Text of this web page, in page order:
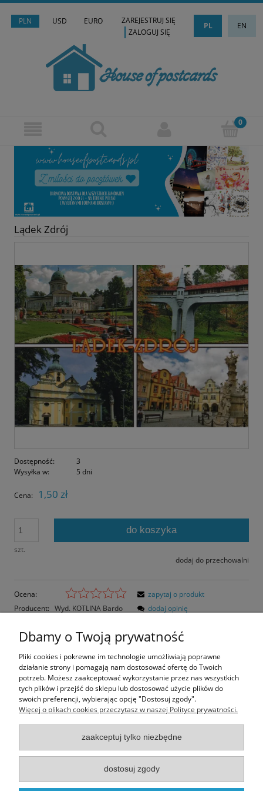
PLN USD EURO PL EN
ZAREJESTRUJ SIĘ
ZALOGUJ SIĘ
Lądek Zdrój
Dostępność:
3
Wysyłka w:
5 dni
Cena: 1,50 zł
szt.
do koszyka
dodaj do przechowalni
Ocena:
Producent: Wyd. KOTLINA Bardo
zapytaj o produkt
dodaj opinię
Opis
Opinie o produkcie (0)
Rozmiar pocztówki: 14,5x10,3 cm
Informacje
Moje konto
Dbamy o Twoją prywatność
Pliki cookies i pokrewne im technologie umożliwiają poprawne
działanie strony i pomagają nam dostosować ofertę do Twoich
potrzeb. Możesz zaakceptować wykorzystanie przez nas wszystkich
tych plików i przejść do sklepu lub dostosować użycie plików do
swoich preferencji, wybierając opcję "Dostosuj zgody".
Więcej o plikach cookies przeczytasz w naszej Polityce prywatności.
zaakceptuj tylko niezbędne
dostosuj zgody